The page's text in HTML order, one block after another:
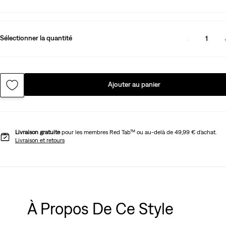
Sélectionner la quantité 1
Ajouter au panier
Livraison gratuitepour les membres Red Tab™ ou au-delà de 49,99 € d’achat.
Livraison et retours
À Propos De Ce Style